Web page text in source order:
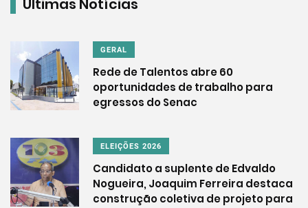
Últimas Notícias
GERAL
Rede de Talentos abre 60
oportunidades de trabalho para
egressos do Senac
ELEIÇÕES 2026
Candidato a suplente de Edvaldo
Nogueira, Joaquim Ferreira destaca
construção coletiva de projeto para